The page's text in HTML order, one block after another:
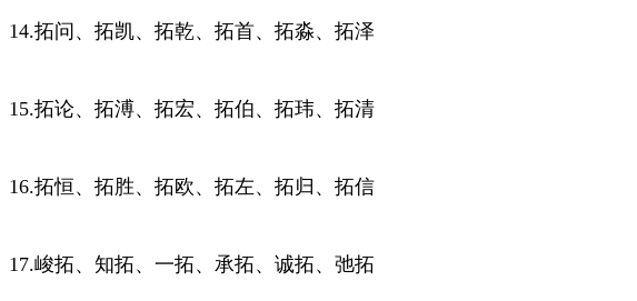
14.拓问、拓凯、拓乾、拓首、拓淼、拓泽
15.拓论、拓溥、拓宏、拓伯、拓玮、拓清
16.拓恒、拓胜、拓欧、拓左、拓归、拓信
17.峻拓、知拓、一拓、承拓、诚拓、弛拓